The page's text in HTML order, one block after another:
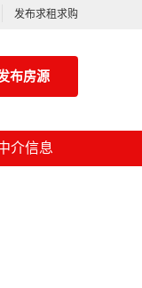
发布求租求购
布房源
介信息